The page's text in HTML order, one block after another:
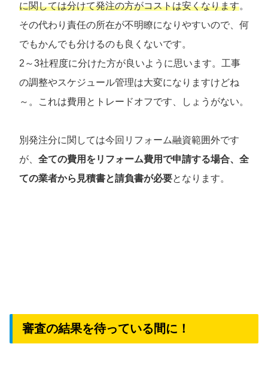
に関しては分けて発注の方がコストは安くなります。
その代わり責任の所在が不明瞭になりやすいので、何
でもかんでも分けるのも良くないです。
2～3社程度に分けた方が良いように思います。工事
の調整やスケジュール管理は大変になりますけどね
～。これは費用とトレードオフです、しょうがない。
別発注分に関しては今回リフォーム融資範囲外です
が、 全ての費用をリフォーム費用で申請する場合、全
ての業者から見積書と請負書が必要となります。
審査の結果を待っている間に！